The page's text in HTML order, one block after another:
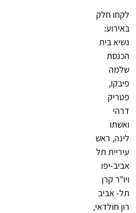
לקחו חלק
באירוע:
נשיא בית
הכנסת
שלמה
פיבקו,
פטריק
דרהי
ואשתו
לינה, ראש
עיריית תל
אביב-יפו
ויו"ר קרן
תל- אביב
רון חולדאי,